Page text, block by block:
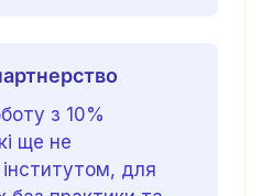
з 10%
ще не
для